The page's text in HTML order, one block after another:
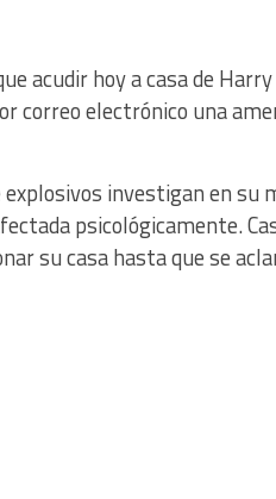
acudir hoy a casa de
correo electrónico una
investigan en su
psicológicamente.
su casa hasta que se